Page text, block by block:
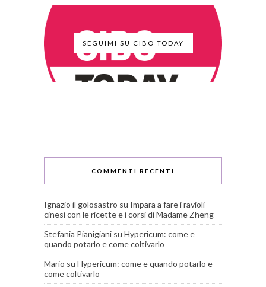
SEGUIMI SU CIBO TODAY
COMMENTI RECENTI
Ignazio il golosastro su Impara a fare i ravioli
cinesi con le ricette e i corsi di Madame Zheng
Stefania Pianigiani su Hypericum: come e
quando potarlo e come coltivarlo
Mario su Hypericum: come e quando potarlo e
come coltivarlo